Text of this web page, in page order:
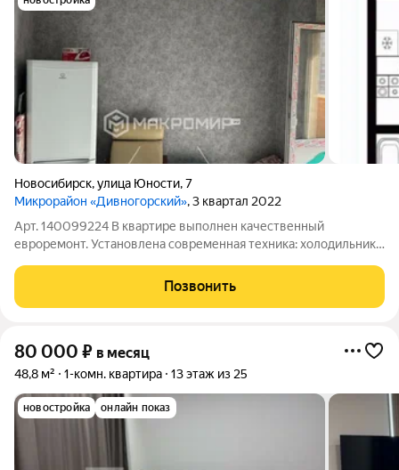
Новосибирск,улица Юности,7
Микрорайон «Дивногорский», 3 квартал 2022
Арт. 140099224 В квартире выполнен качественный
евроремонт. Установлена современная техника: холодильник
всеми удобствами. Санузел совмещённый, оборудован
современной душевой кабиной. В
Позвонить
80 000 ₽ в месяц
48,8 м² 1-комн. квартира 13 этаж из 25
новостройка онлайн показ